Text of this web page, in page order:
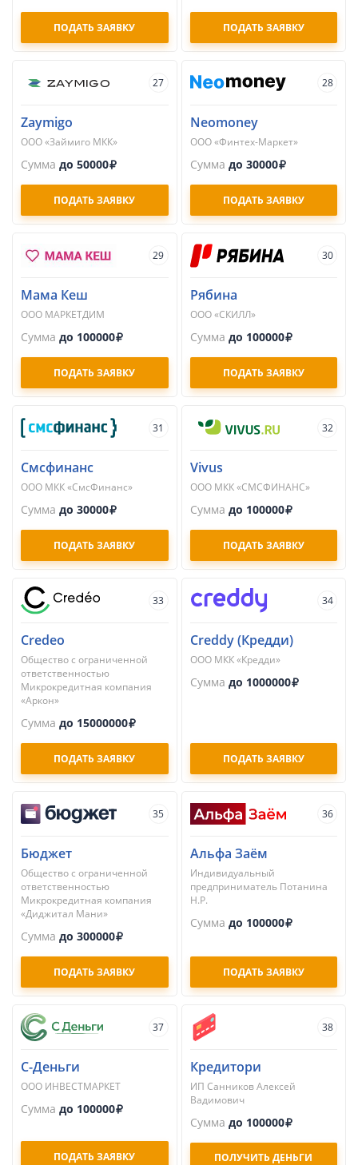
ПОДАТЬ ЗАЯВКУ ПОДАТЬ ЗАЯВКУ
27
Zaymigo
ООО «Займиго МКК»
Сумма до 50000
ПОДАТЬ ЗАЯВКУ
28
Neomoney
ООО «Финтех-Маркет»
Сумма до 30000
ПОДАТЬ ЗАЯВКУ
29
Мама Кеш
ООО МАРКЕТДИМ
Сумма до 100000
ПОДАТЬ ЗАЯВКУ
30
Рябина
ООО «СКИЛЛ»
Сумма до 100000
ПОДАТЬ ЗАЯВКУ
31
Смсфинанс
ООО МКК «СмсФинанс»
Сумма до 30000
ПОДАТЬ ЗАЯВКУ
32
Vivus
ООО МКК «СМСФИНАНС»
Сумма до 100000
ПОДАТЬ ЗАЯВКУ
33
Credeo
Общество с ограниченной
ответственностью
Микрокредитная компания
«Аркон»
Сумма до 15000000
ПОДАТЬ ЗАЯВКУ
34
Creddy (Кредди)
ООО МКК «Кредди»
Сумма до 1000000
ПОДАТЬ ЗАЯВКУ
35
Бюджет
Общество с ограниченной
ответственностью
Микрокредитная компания
«Диджитал Мани»
Сумма до 300000
ПОДАТЬ ЗАЯВКУ
36
Альфа Заём
Индивидуальный
предприниматель Потанина
Н.Р.
Сумма до 100000
ПОДАТЬ ЗАЯВКУ
37
С-Деньги
ООО ИНВЕСТМАРКЕТ
Сумма до 100000
ПОДАТЬ ЗАЯВКУ
38
Кредитори
ИП Санников Алексей
Вадимович
Сумма до 100000
ПОЛУЧИТЬ ДЕНЬГИ